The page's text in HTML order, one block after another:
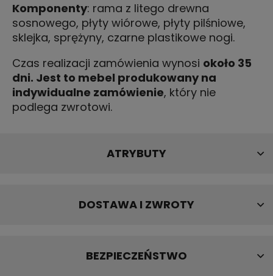
Komponenty: rama z litego drewna
sosnowego, płyty wiórowe, płyty pilśniowe,
sklejka, sprężyny, czarne plastikowe nogi.
Czas realizacji zamówienia wynosi około 35
dni. Jest to mebel produkowany na
indywidualne zamówienie, który nie
podlega zwrotowi.
ATRYBUTY
DOSTAWA I ZWROTY
BEZPIECZEŃSTWO